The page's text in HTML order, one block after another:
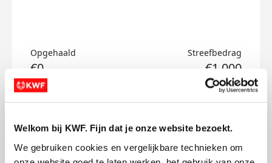
Welkom bij KWF. Fijn dat je onze website bezoekt.
We gebruiken cookies en vergelijkbare technieken om
Opgehaald
€0
Streefbedrag
€1.000
Doneer
Noah's badges